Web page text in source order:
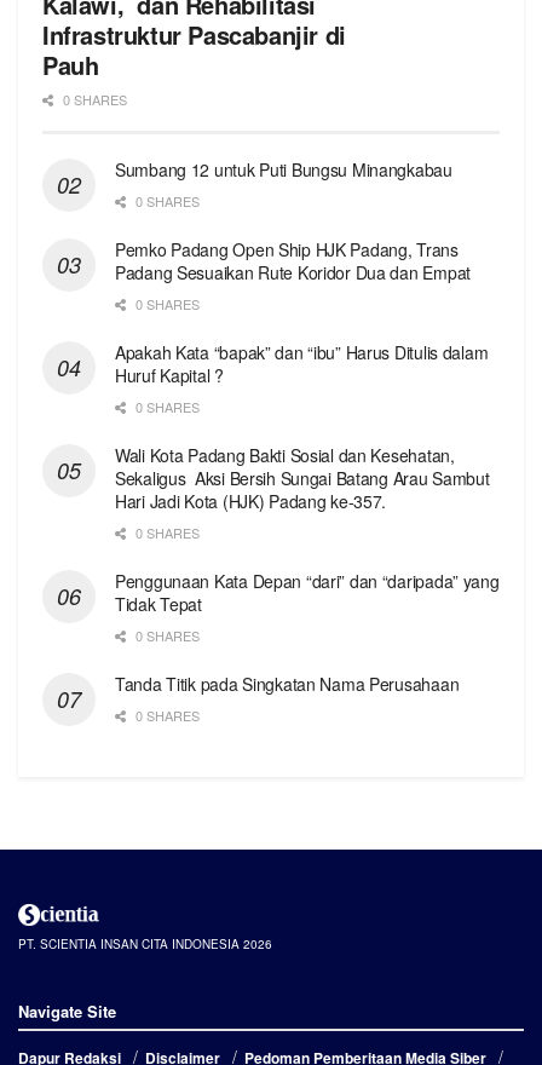
Infrastruktur Pascabanjir di
Pauh
0 SHARES
Sumbang 12 untuk Puti Bungsu Minangkabau
0 SHARES
Pemko Padang Open Ship HJK Padang, Trans
Padang Sesuaikan Rute Koridor Dua dan Empat
0 SHARES
Apakah Kata “bapak” dan “ibu” Harus Ditulis dalam
Huruf Kapital ?
0 SHARES
Wali Kota Padang Bakti Sosial dan Kesehatan,
Sekaligus Aksi Bersih Sungai Batang Arau Sambut
Hari Jadi Kota (HJK) Padang ke-357.
0 SHARES
Penggunaan Kata Depan “dari” dan “daripada” yang
Tidak Tepat
0 SHARES
Tanda Titik pada Singkatan Nama Perusahaan
0 SHARES
PT. SCIENTIA INSAN CITA INDONESIA 2026
Navigate Site
Dapur Redaksi Disclaimer Pedoman Pemberitaan Media Siber